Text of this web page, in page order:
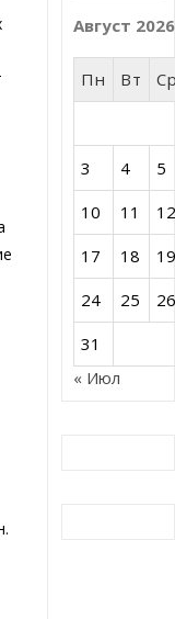
Август 2026
Пн Вт
3 4
5
10
11
17
18
24
25
31
« Июл